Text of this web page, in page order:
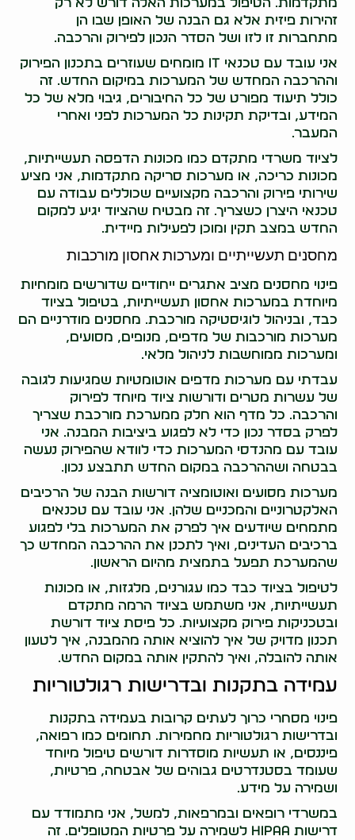
זהירות פיזית אלא גם הבנה של האופן שבו הן
מתחברות זו לזו ושל הסדר הנכון לפירוק והרכבה.
אני עובד עם טכנאי IT מומחים שעוזרים בתכנון הפירוק
וההרכבה המחדש של המערכות במיקום החדש. זה
כולל תיעוד מפורט של כל החיבורים, גיבוי מלא של כל
המידע, ובדיקת תקינות כל המערכות לפני ואחרי
המעבר.
לציוד משרדי מתקדם כמו מכונות הדפסה תעשייתיות,
מכונות כריכה, או מערכות סריקה מתקדמות, אני מציע
שירותי פירוק והרכבה מקצועיים שכוללים עבודה עם
טכנאי היצרן כשצריך. זה מבטיח שהציוד יגיע למקום
החדש במצב תקין ומוכן לפעילות מיידית.
מחסנים תעשייתיים ומערכות אחסון מורכבות
פינוי מחסנים מציב אתגרים ייחודיים שדורשים מומחיות
מיוחדת במערכות אחסון תעשייתיות, בטיפול בציוד
כבד, ובניהול לוגיסטיקה מורכבת. מחסנים מודרניים הם
מערכות מורכבות של מדפים, מנופים, מסועים,
ומערכות ממוחשבות לניהול מלאי.
עבדתי עם מערכות מדפים אוטומטיות שמגיעות לגובה
של עשרות מטרים ודורשות ציוד מיוחד לפירוק
והרכבה. כל מדף הוא חלק ממערכת מורכבת שצריך
לפרק בסדר נכון כדי לא לפגוע ביציבות המבנה. אני
עובד עם מהנדסי המערכות כדי לוודא שהפירוק נעשה
בבטחה ושההרכבה במקום החדש תתבצע נכון.
מערכות מסועים ואוטומציה דורשות הבנה של הרכיבים
האלקטרוניים והמכניים שלהן. אני עובד עם טכנאים
מתמחים שיודעים איך לפרק את המערכות בלי לפגוע
ברכיבים העדינים, ואיך לתכנן את ההרכבה המחדש כך
שהמערכת תפעל בתמצית מהיום הראשון.
לטיפול בציוד כבד כמו עגורנים, מלגזות, או מכונות
תעשייתיות, אני משתמש בציוד הרמה מתקדם
ובטכניקות פירוק מקצועיות. כל פיסת ציוד דורשת
תכנון מדויק של איך להוציא אותה מהמבנה, איך לטעון
אותה להובלה, ואיך להתקין אותה במקום החדש.
עמידה בתקנות ובדרישות רגולטוריות
פינוי מסחרי כרוך לעתים קרובות בעמידה בתקנות
ובדרישות רגולטוריות מחמירות. תחומים כמו רפואה,
פיננסים, או תעשיות מוסדרות דורשים טיפול מיוחד
שעומד בסטנדרטים גבוהים של אבטחה, פרטיות,
ושמירה על מידע.
במשרדי רופאים ובמרפאות, למשל, אני מתמודד עם
דרישות HIPAA לשמירה על פרטיות המטופלים. זה